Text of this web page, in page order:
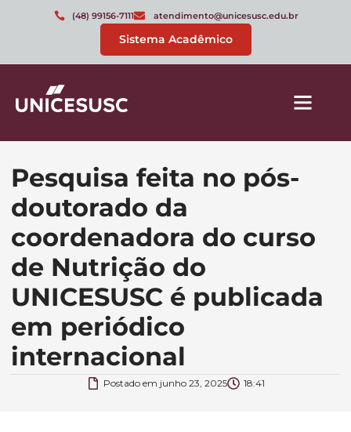
(48) 99156-7111 atendimento@unicesusc.edu.br
Sistema Acadêmico
Pesquisa feita no pós-
doutorado da
coordenadora do curso
de Nutrição do
UNICESUSC é publicada
em periódico
internacional
Postado em junho 23, 2025 18:41